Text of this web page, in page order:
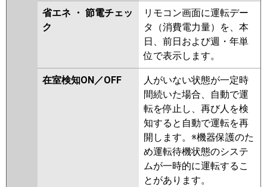
パナソニック PA-P80F7KB PA-P80F7KNB PA-
P80F7HNB
PA-P80F7HB PA-
PA-P80F7KN PA-P80F7H
PA-P80F7HN PA-P80F6KB
P80F6KNB PA-P80F6HNB PA-
P80F6HB
PA-P80F6K PA-
PA-P80F6H PA-
省エネ ・ 節電チェッ
ク
リモコン画面に運転デー
タ（消費電力量）を、本
日、前日および週・年単
位で表示します。
在室検知ON／OFF
人がいない状態が一定時
間続いた場合、自動で運
転を停止し、再び人を検
知すると自動で運転を再
開します。※機器保護のた
め運転待機状態のシステ
ムが一時的に運転するこ
とがあります。